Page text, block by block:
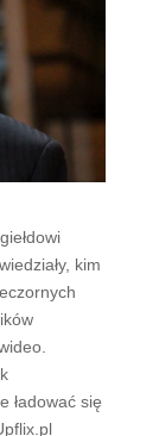
kim
ładować się